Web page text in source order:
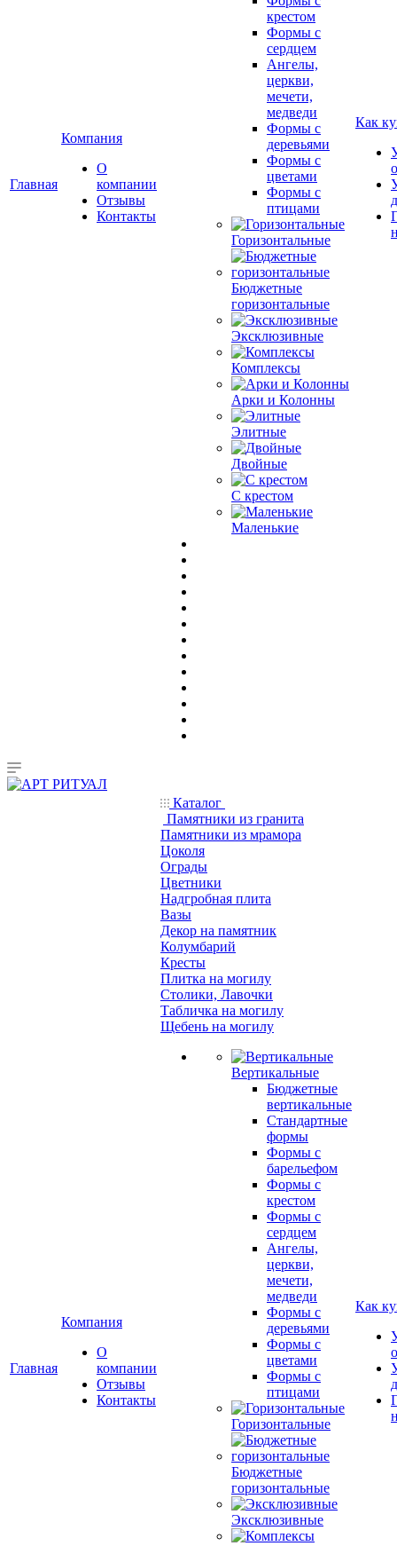
Главная
Компания
О
компании
Отзывы
Контакты
крестом
Формы с
сердцем
Ангелы,
церкви,
мечети,
медведи
Формы с
деревьями
Формы с
цветами
Формы с
птицами
Горизонтальные
Бюджетные
горизонтальные
Эксклюзивные
Комплексы
Арки и Колонны
Элитные
Двойные
С крестом
Маленькие
Как
Главная
Компания
О
компании
Отзывы
Контакты
Каталог
Памятники из гранита
Памятники из мрамора
Цоколя
Ограды
Цветники
Надгробная плита
Вазы
Декор на памятник
Колумбарий
Кресты
Плитка на могилу
Столики, Лавочки
Табличка на могилу
Щебень на могилу
Вертикальные
Бюджетные
вертикальные
Стандартные
формы
Формы с
барельефом
Формы с
крестом
Формы с
сердцем
Ангелы,
церкви,
мечети,
медведи
Формы с
деревьями
Формы с
цветами
Формы с
птицами
Горизонтальные
Бюджетные
горизонтальные
Эксклюзивные
Как